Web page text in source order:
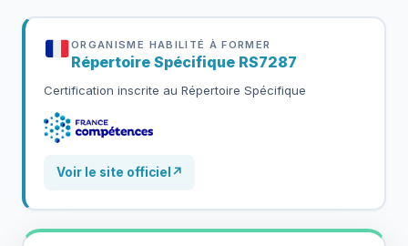
ORGANISME HABILITÉ À FORMER
Répertoire Spécifique RS7287
Certification inscrite au Répertoire Spécifique
Voir le site officiel ↗